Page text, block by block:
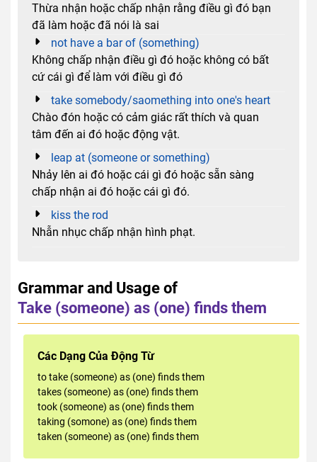
Thừa nhận hoặc chấp nhận rằng điều gì đó bạn
đã làm hoặc đã nói là sai
not have a bar of (something)
Không chấp nhận điều gì đó hoặc không có bất
cứ cái gì để làm với điều gì đó
take somebody/saomething into one's heart
Chào đón hoặc có cảm giác rất thích và quan
tâm đến ai đó hoặc động vật.
leap at (someone or something)
Nhảy lên ai đó hoặc cái gì đó hoặc sẵn sàng
chấp nhận ai đó hoặc cái gì đó.
kiss the rod
Nhẫn nhục chấp nhận hình phạt.
Grammar and Usage of
Take (someone) as (one) finds them
Các Dạng Của Động Từ
to take (someone) as (one) finds them
takes (someone) as (one) finds them
took (someone) as (one) finds them
taking (somone) as (one) finds them
taken (someone) as (one) finds them